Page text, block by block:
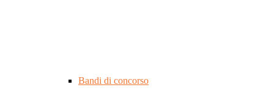
Bandi di concorso